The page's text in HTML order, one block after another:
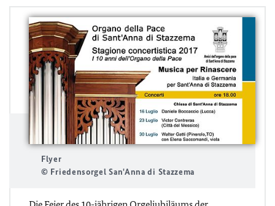
Flyer
© Friedensorgel San'Anna di Stazzema